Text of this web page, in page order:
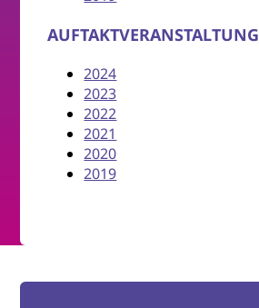
AUFTAKTVERANSTALTUNG
2024
2023
2022
2021
2020
2019